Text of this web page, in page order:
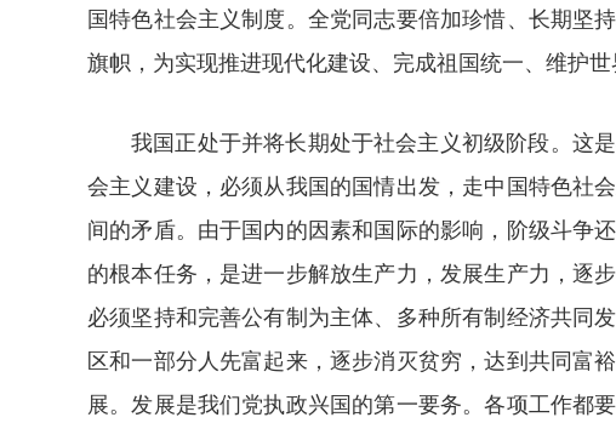
国特色社会主义制度。全党同志要倍加珍惜、长期坚
旗帜，为实现推进现代化建设、完成祖国统一、维护
我国正处于并将长期处于社会主义初级阶段。这
会主义建设，必须从我国的国情出发，走中国特色社
间的矛盾。由于国内的因素和国际的影响，阶级斗争
的根本任务，是进一步解放生产力，发展生产力，逐
必须坚持和完善公有制为主体、多种所有制经济共同
区和一部分人先富起来，逐步消灭贫穷，达到共同富
展。发展是我们党执政兴国的第一要务。各项工作都